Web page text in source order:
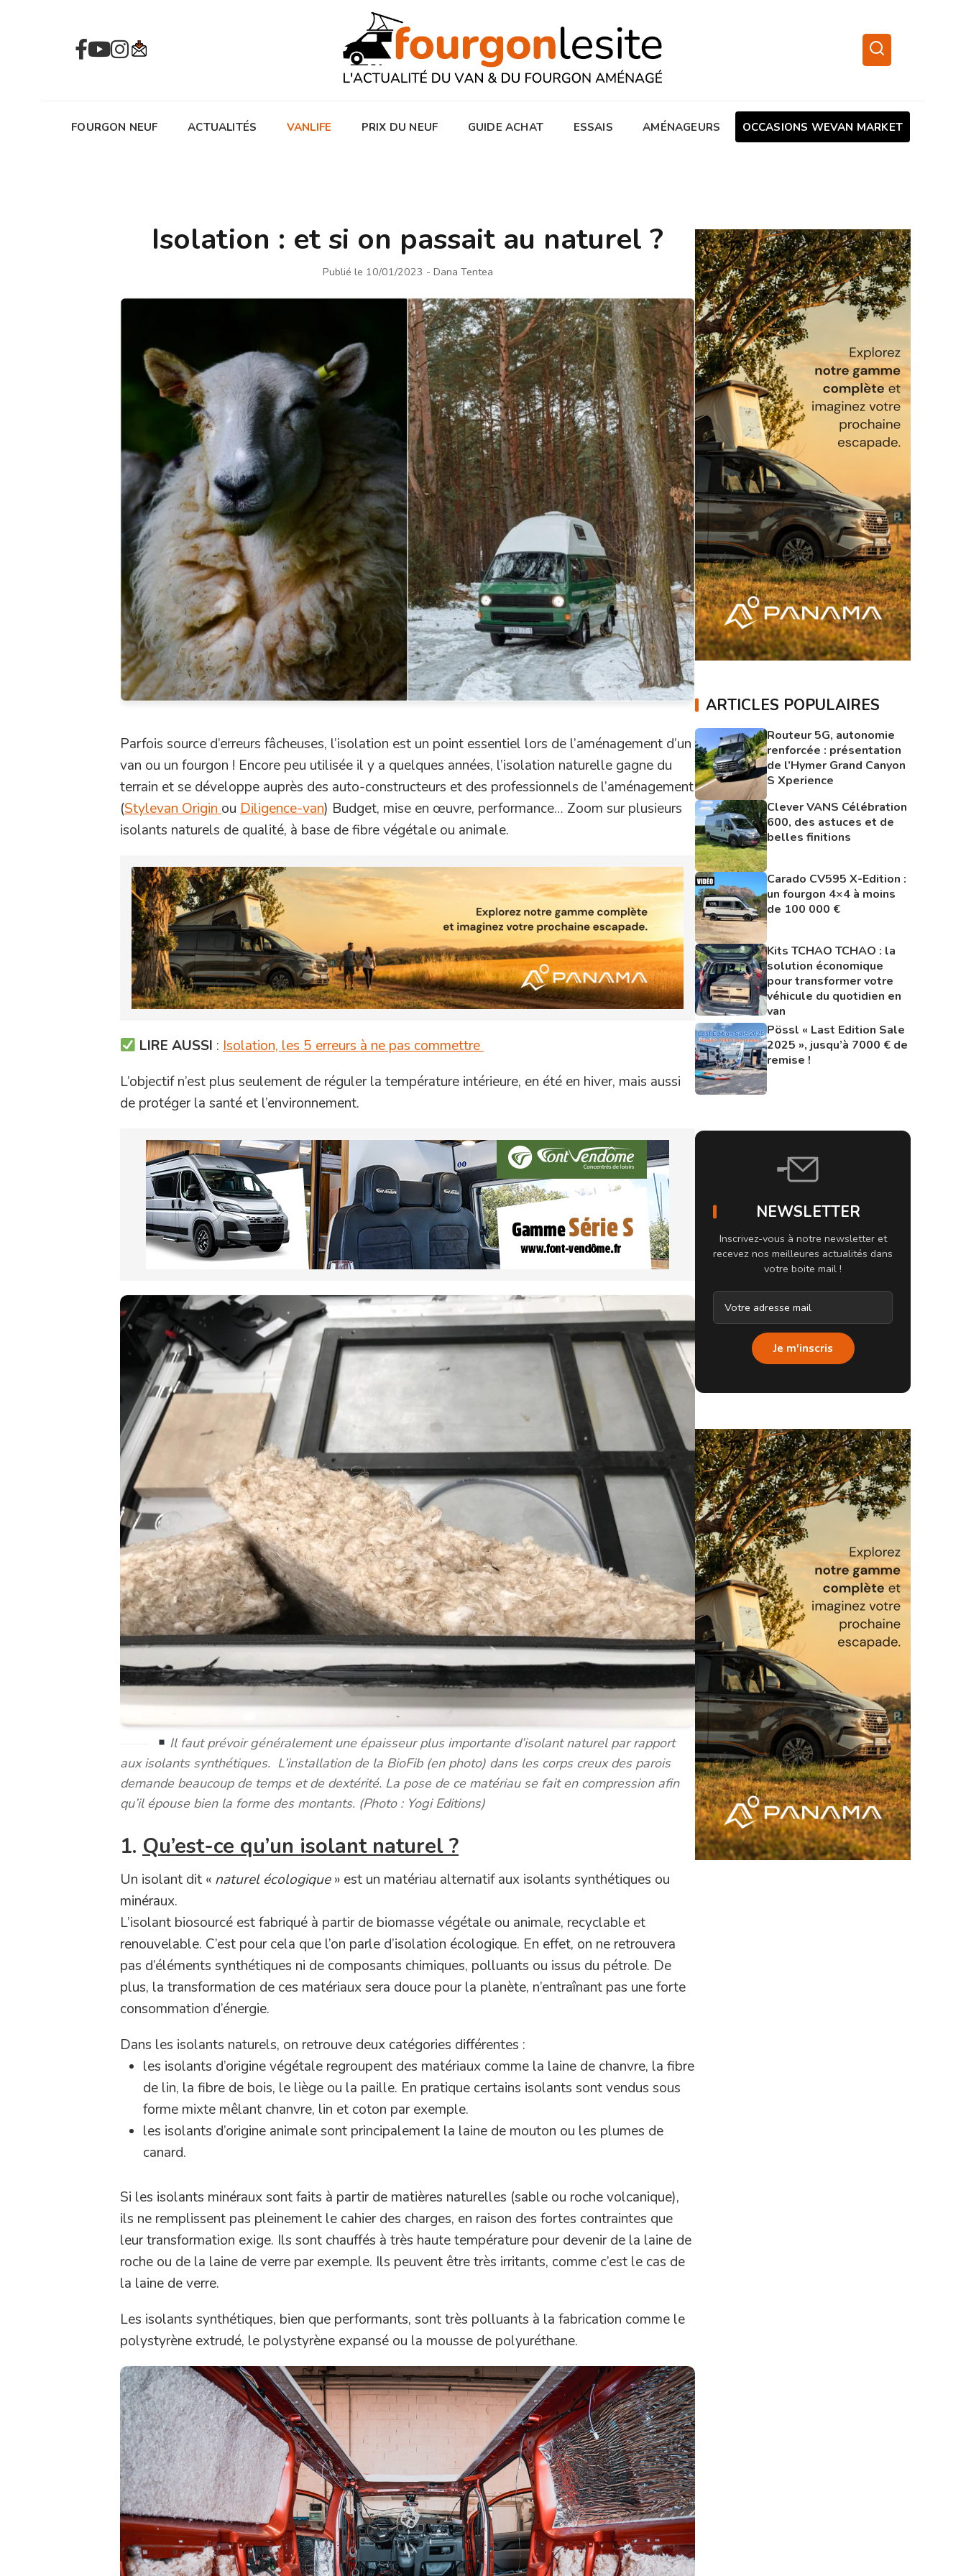
FOURGON NEUF ACTUALITÉS VANLIFE PRIX DU NEUF GUIDE ACHAT ESSAIS AMÉNAGEURS OCCASIONS WEVAN MARKET
Isolation : et si on passait au naturel ?
Publié le 10/01/2023 - Dana Tentea
Parfois source d’erreurs fâcheuses, l’isolation est un point essentiel lors de l’aménagement d’un
van ou un fourgon ! Encore peu utilisée il y a quelques années, l’isolation naturelle gagne du
terrain et se développe auprès des auto-constructeurs et des professionnels de l’aménagement
(Stylevan Originou Diligence-van) Budget, mise en œuvre, performance… Zoom sur plusieurs
isolants naturels de qualité, à base de fibre végétale ou animale.
LIRE AUSSI :Isolation, les 5 erreurs à ne pas commettre
L’objectif n’est plus seulement de réguler la température intérieure, en été en hiver, mais aussi
de protéger la santé et l’environnement.
Il faut prévoir généralement une épaisseur plus importante d’isolant naturel par rapport
aux isolants synthétiques. L’installation de la BioFib (en photo) dans les corps creux des parois
demande beaucoup de temps et de dextérité. La pose de ce matériau se fait en compression afin
qu’il épouse bien la forme des montants. (Photo : Yogi Editions)
1. Qu’est-ce qu’un isolant naturel ?
Un isolant dit « naturel écologique» est un matériau alternatif aux isolants synthétiques ou
minéraux.
L’isolant biosourcé est fabriqué à partir de biomasse végétale ou animale, recyclable et
renouvelable. C’est pour cela que l’on parle d’isolation écologique. En effet, on ne retrouvera
pas d’éléments synthétiques ni de composants chimiques, polluants ou issus du pétrole. De
plus, la transformation de ces matériaux sera douce pour la planète, n’entraînant pas une forte
consommation d’énergie.
Dans les isolants naturels, on retrouve deux catégories différentes :
les isolants d’origine végétale regroupent des matériaux comme la laine de chanvre, la fibre
de lin, la fibre de bois, le liège ou la paille. En pratique certains isolants sont vendus sous
forme mixte mêlant chanvre, lin et coton par exemple.
les isolants d’origine animale sont principalement la laine de mouton ou les plumes de
canard.
Si les isolants minéraux sont faits à partir de matières naturelles (sable ou roche volcanique),
ils ne remplissent pas pleinement le cahier des charges, en raison des fortes contraintes que
leur transformation exige. Ils sont chauffés à très haute température pour devenir de la laine de
roche ou de la laine de verre par exemple. Ils peuvent être très irritants, comme c’est le cas de
la laine de verre.
Les isolants synthétiques, bien que performants, sont très polluants à la fabrication comme le
polystyrène extrudé, le polystyrène expansé ou la mousse de polyuréthane.
ARTICLES POPULAIRES
Routeur 5G, autonomie
renforcée : présentation
de l’Hymer Grand Canyon
S Xperience
Clever VANS Célébration
600, des astuces et de
belles finitions
Carado CV595 X-Edition :
un fourgon 4×4 à moins
de 100 000 €
Kits TCHAO TCHAO : la
solution économique
pour transformer votre
véhicule du quotidien en
van
Pössl « Last Edition Sale
2025 », jusqu’à 7000 € de
remise !
NEWSLETTER
Inscrivez-vous à notre newsletter et
recevez nos meilleures actualités dans
votre boite mail !
Je m'inscris